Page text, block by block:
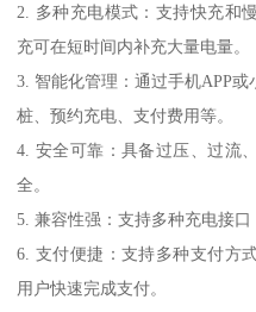
2. 多种充电模式：支持快充和
充可在短时间内补充大量电量。
3. 智能化管理：通过手机APP
桩、预约充电、支付费用等。
4. 安全可靠：具备过压、过流
全。
5. 兼容性强：支持多种充电接口
6. 支付便捷：支持多种支付方
用户快速完成支付。